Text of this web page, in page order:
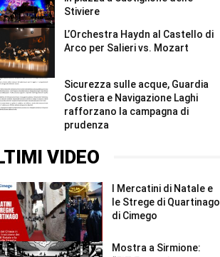
Stiviere
L’Orchestra Haydn al Castello di
Arco per Salieri vs. Mozart
Sicurezza sulle acque, Guardia
Costiera e Navigazione Laghi
rafforzano la campagna di
prudenza
VIDEO
I Mercatini di Natale e
le Strege di Quartinago
di Cimego
Mostra a Sirmione: